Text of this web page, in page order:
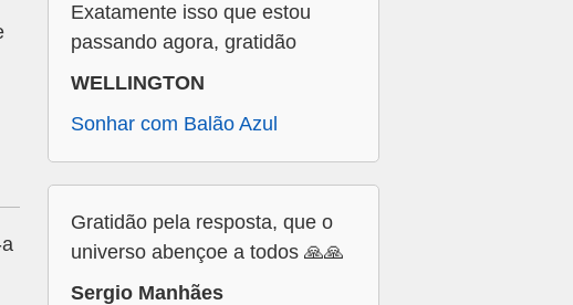
Exatamente isso que estou
passando agora, gratidão
WELLINGTON
Sonhar com Balão Azul
Gratidão pela resposta, que o
universo abençoe a todos 🙏🙏
Sergio Manhães